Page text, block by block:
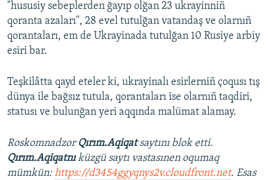
"hususiy sebeplerden ğayıp olğan 23 ukrayinniñ
qoranta azaları", 28 evel tutulğan vatandaş ve olarnıñ
qorantaları, em de Ukrayinada tutulğan 10 Rusiye arbiy
esiri bar.
Teşkilâtta qayd eteler ki, ukrayinalı esirlerniñ çoqusı tış
dünya ile bağsız tutula, qorantaları ise olarnıñ taqdiri,
statusı ve bulunğan yeri aqqında malümat alamay.
Roskomnadzor Qırım.Aqiqatsaytını blok etti.
Qırım.Aqiqatnıküzgü saytı vastasınen oqumaq
mümkün:https://d3454ggyqnys2v.cloudfront.net. Esas